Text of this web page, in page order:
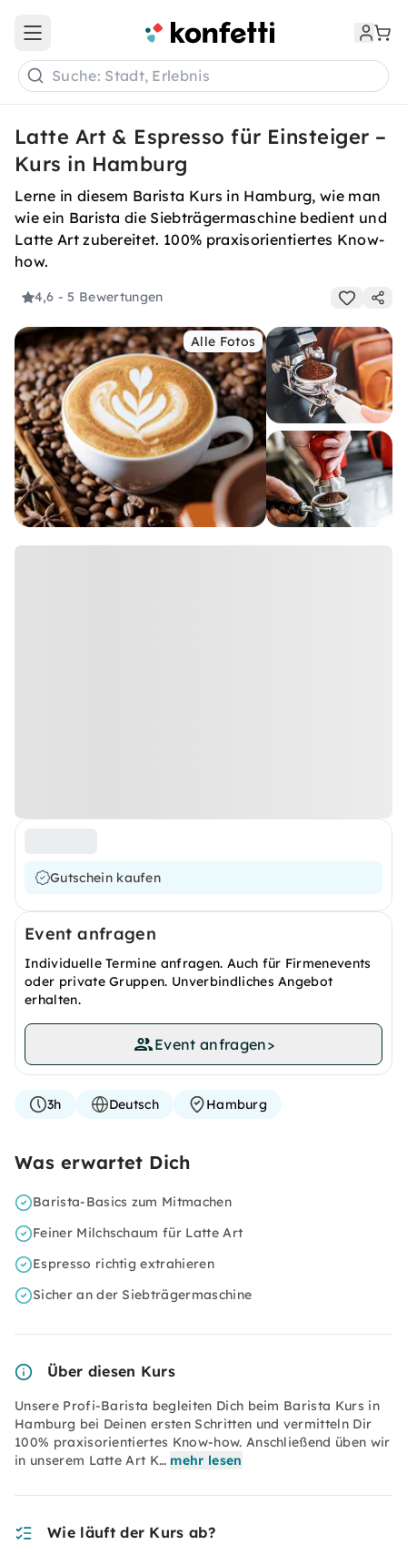
Open main menu
Suche: Stadt, Erlebnis
Latte Art & Espresso für Einsteiger –
Kurs in Hamburg
Lerne in diesem Barista Kurs in Hamburg, wie man
wie ein Barista die Siebträgermaschine bedient und
Latte Art zubereitet. 100% praxisorientiertes Know-
how.
4,6 - 5 Bewertungen
Alle Fotos
Gutschein kaufen
Event anfragen
Individuelle Termine anfragen. Auch für Firmenevents
oder private Gruppen. Unverbindliches Angebot
erhalten.
Event anfragen>
3h Deutsch Hamburg
Was erwartet Dich
Barista-Basics zum Mitmachen
Feiner Milchschaum für Latte Art
Espresso richtig extrahieren
Sicher an der Siebträgermaschine
Über diesen Kurs
Unsere Profi-Barista begleiten Dich beim Barista Kurs in
Hamburg bei Deinen ersten Schritten und vermitteln Dir
100% praxisorientiertes Know-how. Anschließend üben wir
in unserem Latte Art K… mehr lesen
Wie läuft der Kurs ab?